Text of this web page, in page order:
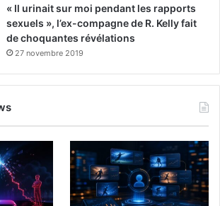
« Il urinait sur moi pendant les rapports
sexuels », l’ex-compagne de R. Kelly fait
de choquantes révélations
27 novembre 2019